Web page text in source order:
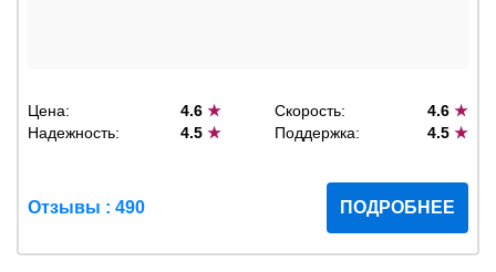
Цена: 4.6★ Скорость: 4.6 ★
Надежность:
4.5★ Поддержка: 4.5 ★
Отзывы : 490 ПОДРОБНЕЕ